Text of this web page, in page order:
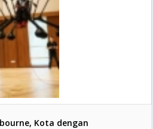
Kota dengan